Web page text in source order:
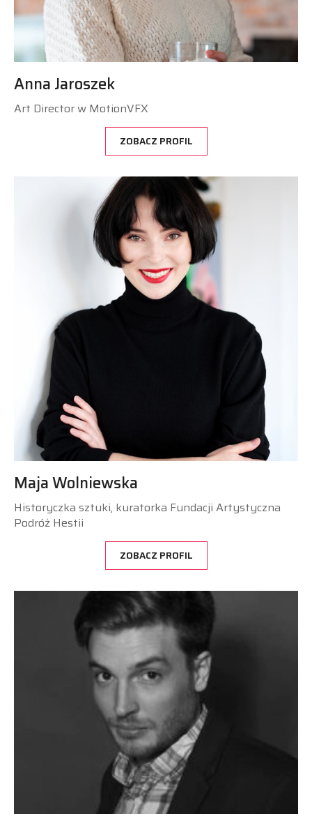
Anna Jaroszek
Art Director w MotionVFX
ZOBACZ PROFIL
Maja Wolniewska
Historyczka sztuki, kuratorka Fundacji Artystyczna
Podróż Hestii
ZOBACZ PROFIL